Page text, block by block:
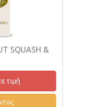
SQUASH &
τιμή